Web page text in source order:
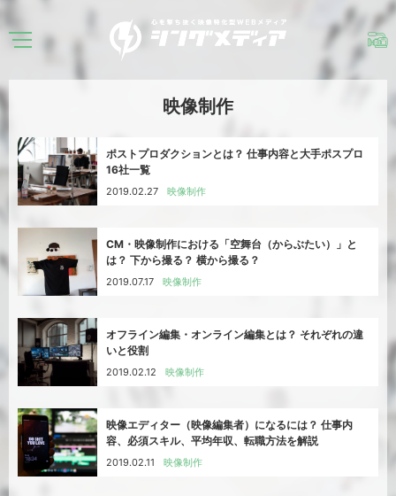
映像制作
ポストプロダクションとは？ 仕事内容と大手ポスプロ
16社一覧
2019.02.27 映像制作
CM・映像制作における「空舞台（からぶたい）」と
は？ 下から撮る？ 横から撮る？
2019.07.17 映像制作
オフライン編集・オンライン編集とは？ それぞれの違
いと役割
2019.02.12 映像制作
映像エディター（映像編集者）になるには？ 仕事内
容、必須スキル、平均年収、転職方法を解説
2019.02.11 映像制作